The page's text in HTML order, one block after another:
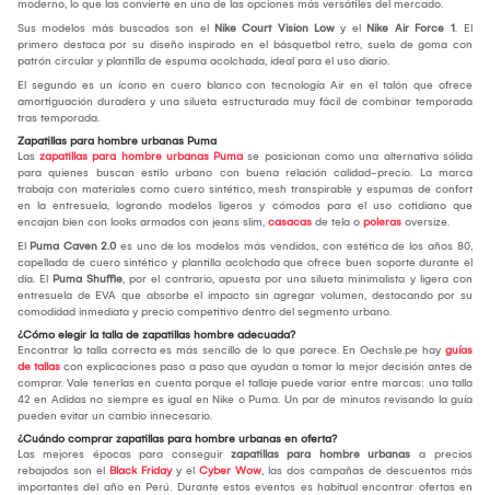
moderno, lo que las convierte en una de las opciones más versátiles del mercado.
Sus modelos más buscados son el Nike Court Vision Low y el Nike Air Force 1. El
primero destaca por su diseño inspirado en el básquetbol retro, suela de goma con
patrón circular y plantilla de espuma acolchada, ideal para el uso diario.
El segundo es un ícono en cuero blanco con tecnología Air en el talón que ofrece
amortiguación duradera y una silueta estructurada muy fácil de combinar temporada
tras temporada.
Zapatillas para hombre urbanas Puma
Las zapatillas para hombre urbanas Puma se posicionan como una alternativa sólida
para quienes buscan estilo urbano con buena relación calidad-precio. La marca
trabaja con materiales como cuero sintético, mesh transpirable y espumas de confort
en la entresuela, logrando modelos ligeros y cómodos para el uso cotidiano que
encajan bien con looks armados con jeans slim, casacas de tela o poleras oversize.
El Puma Caven 2.0 es uno de los modelos más vendidos, con estética de los años 80,
capellada de cuero sintético y plantilla acolchada que ofrece buen soporte durante el
día. El Puma Shuffle, por el contrario, apuesta por una silueta minimalista y ligera con
entresuela de EVA que absorbe el impacto sin agregar volumen, destacando por su
comodidad inmediata y precio competitivo dentro del segmento urbano.
¿Cómo elegir la talla de zapatillas hombre adecuada?
Encontrar la talla correcta es más sencillo de lo que parece. En Oechsle.pe hay guías
de tallas con explicaciones paso a paso que ayudan a tomar la mejor decisión antes de
comprar. Vale tenerlas en cuenta porque el tallaje puede variar entre marcas: una talla
42 en Adidas no siempre es igual en Nike o Puma. Un par de minutos revisando la guía
pueden evitar un cambio innecesario.
¿Cuándo comprar zapatillas para hombre urbanas en oferta?
Las mejores épocas para conseguir zapatillas para hombre urbanas a precios
rebajados son el Black Fridayy el Cyber Wow, las dos campañas de descuentos más
importantes del año en Perú. Durante estos eventos es habitual encontrar ofertas en